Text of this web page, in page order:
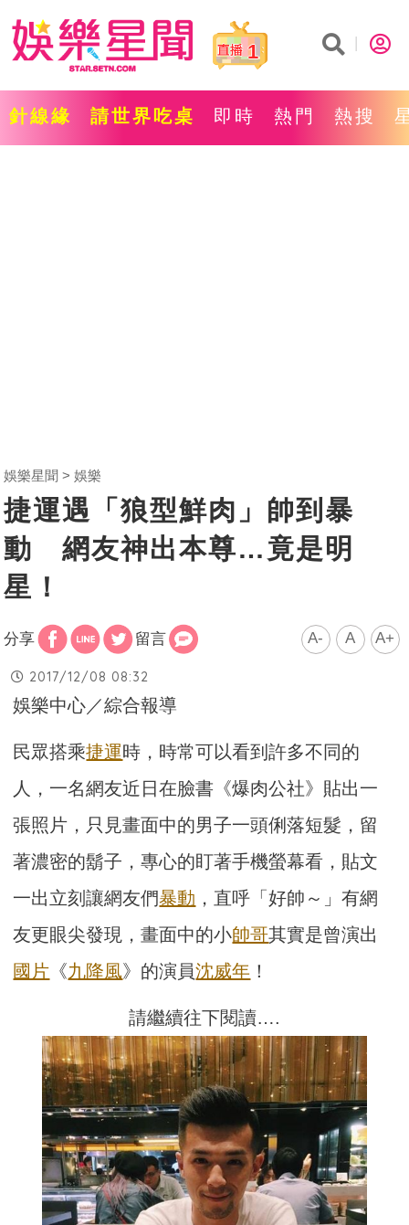
1
針線緣 請世界吃桌 即時 熱門 熱搜
娛樂星聞 娛樂
捷運遇「狼型鮮肉」帥到暴
動 網友神出本尊…竟是明
星！
分享 留言 A- A A+
2017/12/08 08:32
娛樂中心／綜合報導
民眾搭乘捷運時，時常可以看到許多不同的
人，一名網友近日在臉書《爆肉公社》貼出一
張照片，只見畫面中的男子一頭俐落短髮，留
著濃密的鬍子，專心的盯著手機螢幕看，貼文
一出立刻讓網友們暴動 ，直呼「好帥～」有網
友更眼尖發現，畫面中的小帥哥其實是曾演出
國片 《九降風》的演員沈威年 ！
請繼續往下閱讀….